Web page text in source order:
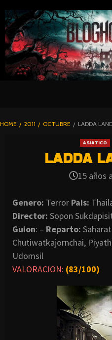
TO
CONTENT
BLOGHORROR
HOME 2011 OCTUBRE LADDA
ASIATICO
LADDA
15 años
Genero: Terror Pais:
Director: Sopon
Guion: – Reparto:
Chutiwatkajornchai,
Udomsil
VALORACION: (83/100)